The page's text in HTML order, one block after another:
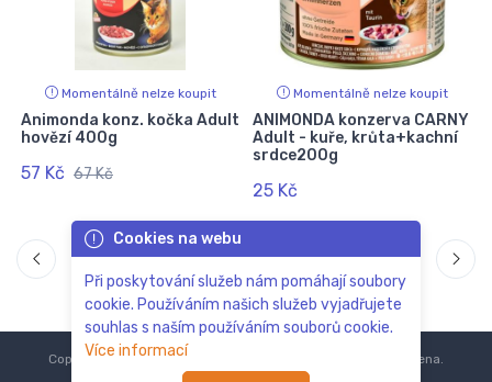
Momentálně nelze koupit
Animonda konz. kočka Adult
hovězí 400g
57 Kč 67 Kč
Momentálně nelze koupit
ANIMONDA konzerva CARNY
Adult - kuře, krůta+kachní
srdce200g
25 Kč
Cookies na webu
Při poskytování služeb nám pomáhají soubory
cookie. Používáním našich služeb vyjadřujete
souhlas s naším používáním souborů cookie.
Více informací
Copyright © 2018-2024 Všechna práva vyhrazena.